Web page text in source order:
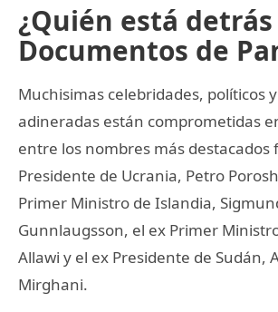
¿Quién está
Documentos de
Muchisimas celebridades, políticos
adineradas están comprometidas
entre los nombres más destacados
Presidente de Ucrania, Petro
Primer Ministro de Islandia,
Gunnlaugsson, el ex Primer
Allawi y el ex Presidente de Sudán,
Mirghani.